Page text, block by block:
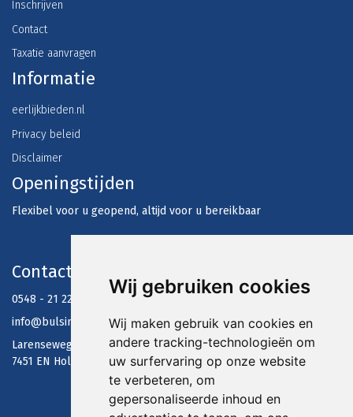
Wij gebruiken cookies
Wij maken gebruik van cookies en
andere tracking-technologieën om
uw surfervaring op onze website
te verbeteren, om
gepersonaliseerde inhoud en
Inschrijven
Contact
Taxatie aanvragen
Informatie
eerlijkbieden.nl
Privacy beleid
Disclaimer
Openingstijden
Flexibel voor u geopend, altijd voor u bereikbaar
Contactgegevens
0548 - 21 22 79
info@bulsinkmakelaars.nl
Larenseweg 12
7451 EN Holten